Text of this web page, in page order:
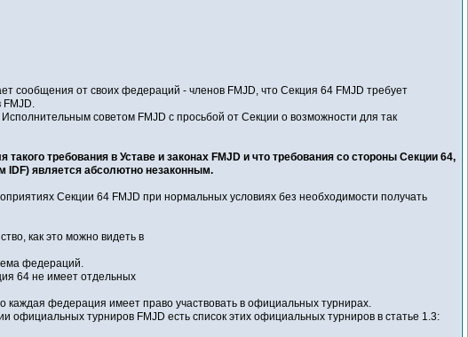
сообщения от своих федераций - членов FMJD, что Секция 64 FMJD требует
FMJD.
советом FMJD с просьбой от Секции о возможности для так
такого требования в Уставе и законах FMJD и что требования со стороны Секции 64,
IDF) является абсолютно незаконным.
Секции 64 FMJD при нормальных условиях без необходимости получать
как это можно видеть в
федераций.
64 не имеет отдельных
каждая федерация имеет право участвовать в официальных турнирах.
турниров FMJD есть список этих официальных турниров в статье 1.3: